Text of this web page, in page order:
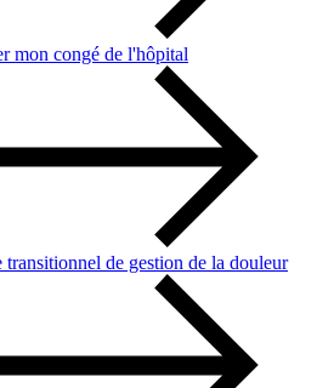
mon congé de l'hôpital
transitionnel de gestion de la douleur